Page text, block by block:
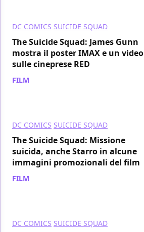
DC COMICS SUICIDE SQUAD
The Suicide Squad: James Gunn
mostra il poster IMAX e un video
sulle cineprese RED
FILM
DC COMICS SUICIDE SQUAD
The Suicide Squad: Missione
suicida, anche Starro in alcune
immagini promozionali del film
FILM
DC COMICS SUICIDE SQUAD